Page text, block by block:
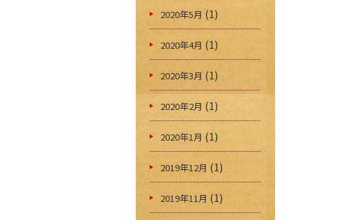
2020年5月 (1)
2020年4月(1)
2020年3月 (1)
2020年2月 (1)
2020年1月 (1)
2019年12月 (1)
2019年11月 (1)